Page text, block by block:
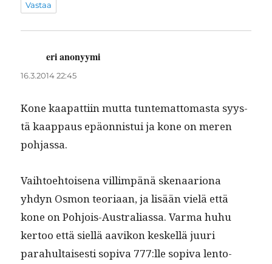
Vastaa
eri anonyymi
16.3.2014 22:45
Kone kaa­p­at­ti­in mut­ta tun­tem­at­tomas­ta syys­
tä kaap­paus epäon­nis­tui ja kone on meren
pohjassa.
Vai­h­toe­htoise­na vil­limpänä ske­naar­i­ona
yhdyn Osmon teo­ri­aan, ja lisään vielä että
kone on Pohjois-Aus­tralias­sa. Var­ma huhu
ker­too että siel­lä aavikon keskel­lä juuri
parahul­tais­es­ti sopi­va 777:lle sopi­va lento­